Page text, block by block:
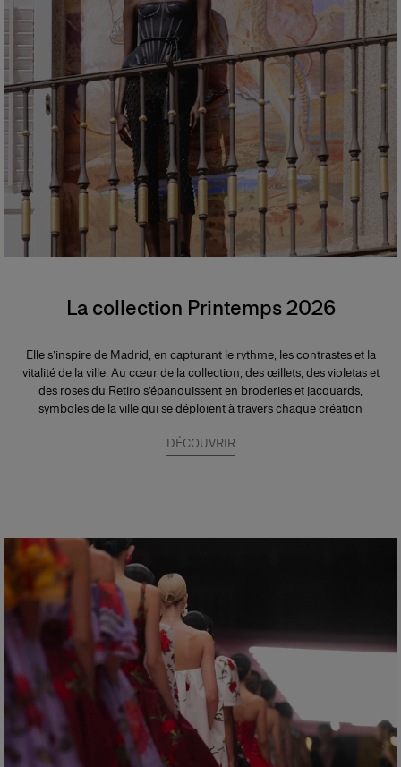
La collection Printemps 2026
Elle s’inspire de Madrid, en capturant le rythme, les contrastes et la
vitalité de la ville. Au cœur de la collection, des œillets, des violetas et
des roses du Retiro s’épanouissent en broderies et jacquards,
symboles de la ville qui se déploient à travers chaque création
DÉCOUVRIR